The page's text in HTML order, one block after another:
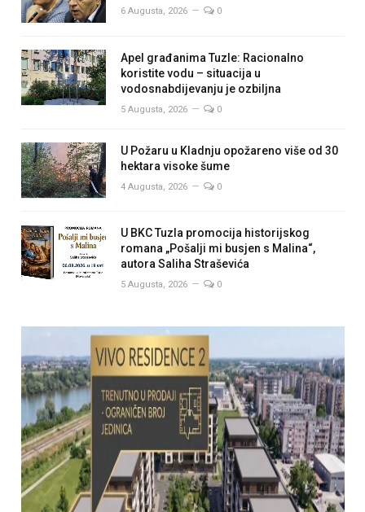
6 Augusta, 2026 0
Apel građanima Tuzle: Racionalno
koristite vodu – situacija u
vodosnabdijevanju je ozbiljna
5 Augusta, 2026 0
U Požaru u Kladnju opožareno više od 30
hektara visoke šume
4 Augusta, 2026 0
U BKC Tuzla promocija historijskog
romana „Pošalji mi busjen s Malina“,
autora Saliha Straševića
5 Augusta, 2026 0